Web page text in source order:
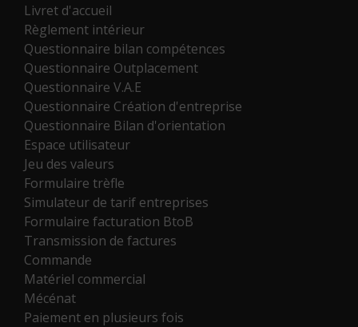
Livret d'accueil
Règlement intérieur
Questionnaire bilan compétences
Questionnaire Outplacement
Questionnaire V.A.E
Questionnaire Création d'entreprise
Questionnaire Bilan d'orientation
Espace utilisateur
Jeu des valeurs
Formulaire trèfle
Simulateur de tarif entreprises
Formulaire facturation BtoB
Transmission de factures
Commande
Matériel commercial
Mécénat
Paiement en plusieurs fois